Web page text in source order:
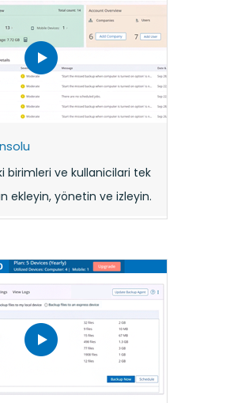
birimleri ve kullanicilari tek
ekleyin, yönetin ve izleyin.